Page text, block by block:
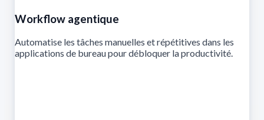
Workflow agentique
Automatise les tâches manuelles et répétitives dans les
applications de bureau pour débloquer la productivité.